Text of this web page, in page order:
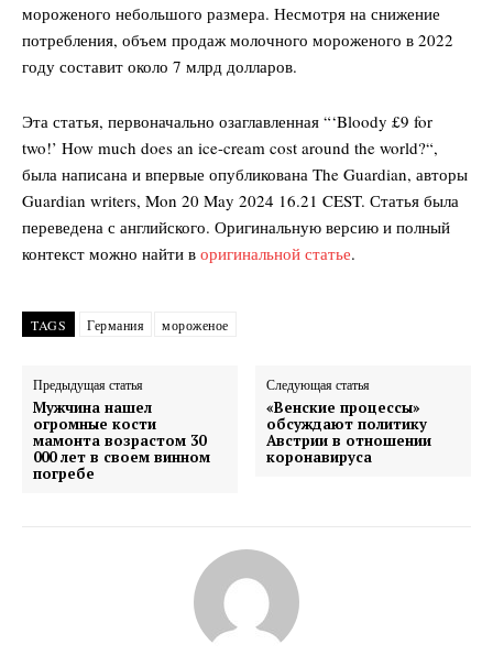
мороженого небольшого размера. Несмотря на снижение
потребления, объем продаж молочного мороженого в 2022
году составит около 7 млрд долларов.
Эта статья, первоначально озаглавленная “‘Bloody £9 for
two!’ How much does an ice-cream cost around the world?“,
была написана и впервые опубликована The Guardian, авторы
Guardian writers, Mon 20 May 2024 16.21 CEST. Статья была
переведена с английского. Оригинальную версию и полный
контекст можно найти в оригинальной статье.
TAGS Германия мороженое
Предыдущая статья
Мужчина нашел
огромные кости
мамонта возрастом 30
000 лет в своем винном
погребе
Следующая статья
«Венские процессы»
обсуждают политику
Австрии в отношении
коронавируса